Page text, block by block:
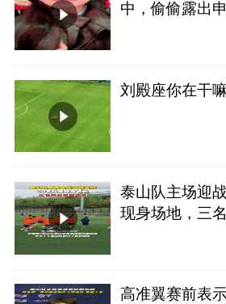
中，偷偷露出
刘殿座你在干
泰山队主场迎
现身场地，三
高准翼赛前表